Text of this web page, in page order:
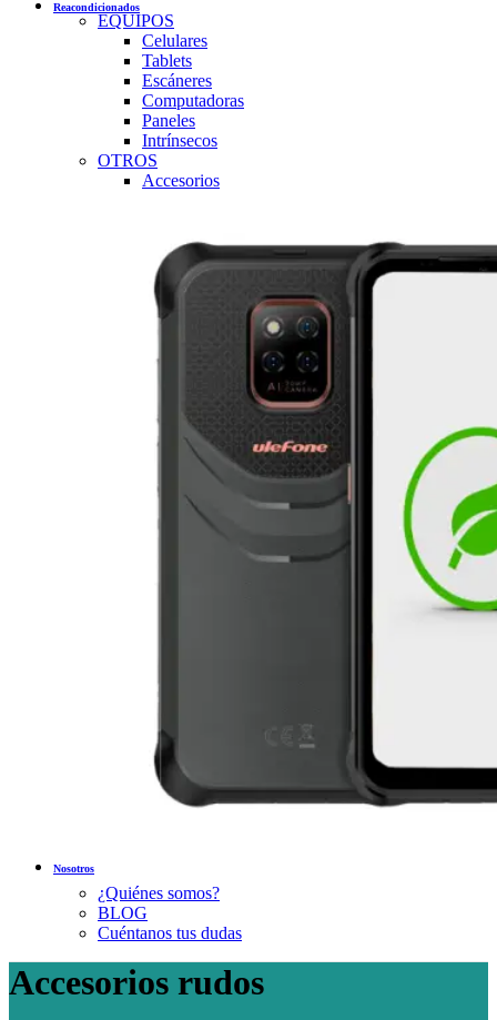
Reacondicionados
EQUIPOS
Celulares
Tablets
Escáneres
Computadoras
Paneles
Intrínsecos
OTROS
Accesorios
Nosotros
¿Quiénes somos?
BLOG
Cuéntanos tus dudas
Accesorios rudos